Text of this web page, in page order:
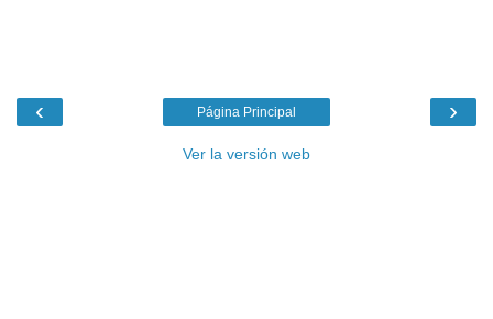
‹ ›
Página Principal
Ver la versión web